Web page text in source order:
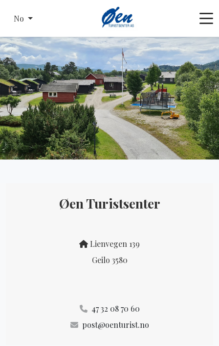
No
Øen Turistsenter
Lienvegen 139
Geilo 3580
47 32 08 70 60
post@oenturist.no